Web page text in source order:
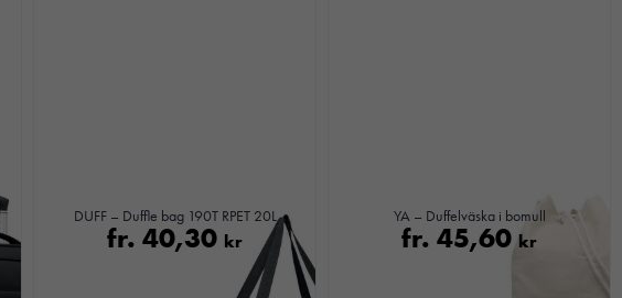
DUFF – Duffle bag 190T RPET 20L
fr.40,30 kr
YA – Duffelväska i bomull
fr.45,60kr